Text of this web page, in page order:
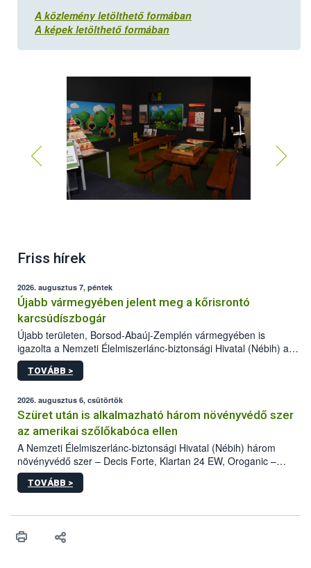
A közlemény letölthető formában
A képek letölthető formában
Friss hírek
2026. augusztus 7, péntek
Újabb vármegyében jelent meg a kőrisrontó
karcsúdíszbogár
Újabb területen, Borsod-Abaúj-Zemplén vármegyében is
igazolta a Nemzeti Élelmiszerlánc-biztonsági Hivatal (Nébih) a
kőrisrontó karcsúdíszbogár (Agrilus planipennis) jelenlétét. A
kártevőt nem csak színcsapdában találták meg, de már fertőzött
az intenzív felderítést, emellett az intézkedéseket a szlovák
hatósággal is összehangolják a terjedés megállítása érdekében.
TOVÁBB >
2026. augusztus 6, csütörtök
Szüret után is alkalmazható három növényvédő szer
az amerikai szőlőkabóca ellen
A Nemzeti Élelmiszerlánc-biztonsági Hivatal (Nébih) három
növényvédő szer – Decis Forte, Klartan 24 EW, Oroganic –
engedélyokiratát módosította, így azok a szüretet követően,
egészen a vesszőérettség (BBCH 91) stádiumáig
érésű szőlőkben is legyen lehetőség a károsító elleni további
felhasználók számára is elérhető és ökológiai termesztésben is
TOVÁBB >